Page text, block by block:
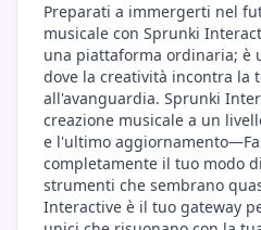
Preparati a immergerti nel
musicale con Sprunki
una piattaforma ordinaria; è
dove la creatività incontra la
all'avanguardia. Sprunki
creazione musicale a un
e l'ultimo
completamente il tuo modo
strumenti che sembrano
Interactive è il tuo gateway